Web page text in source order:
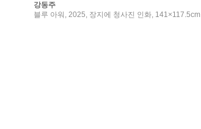
강동주
블루 아워, 2025, 장지에 청사진 인화, 141×117.5cm